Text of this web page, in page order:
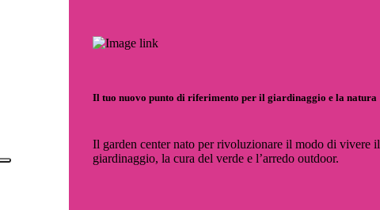
Il tuo nuovo punto di riferimento per il giardinaggio e la natura
Il garden center nato per rivoluzionare il modo di vivere il
giardinaggio, la cura del verde e l’arredo outdoor.